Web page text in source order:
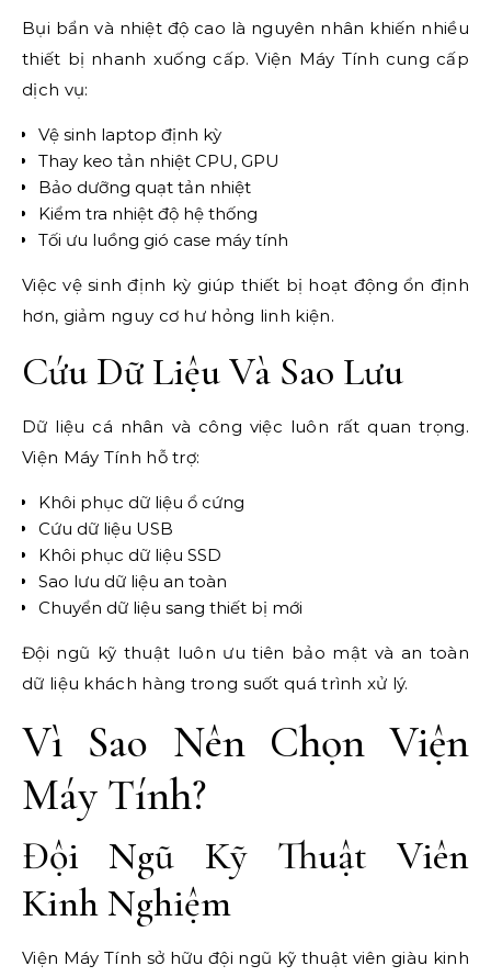
Bụi bẩn và nhiệt độ cao là nguyên nhân khiến nhiều
thiết bị nhanh xuống cấp. Viện Máy Tính cung cấp
dịch vụ:
Vệ sinh laptop định kỳ
Thay keo tản nhiệt CPU, GPU
Bảo dưỡng quạt tản nhiệt
Kiểm tra nhiệt độ hệ thống
Tối ưu luồng gió case máy tính
Việc vệ sinh định kỳ giúp thiết bị hoạt động ổn định
hơn, giảm nguy cơ hư hỏng linh kiện.
Cứu Dữ Liệu Và Sao Lưu
Dữ liệu cá nhân và công việc luôn rất quan trọng.
Viện Máy Tính hỗ trợ:
Khôi phục dữ liệu ổ cứng
Cứu dữ liệu USB
Khôi phục dữ liệu SSD
Sao lưu dữ liệu an toàn
Chuyển dữ liệu sang thiết bị mới
Đội ngũ kỹ thuật luôn ưu tiên bảo mật và an toàn
dữ liệu khách hàng trong suốt quá trình xử lý.
Vì Sao Nên Chọn Viện
Máy Tính?
Đội Ngũ Kỹ Thuật Viên
Kinh Nghiệm
Viện Máy Tính sở hữu đội ngũ kỹ thuật viên giàu kinh